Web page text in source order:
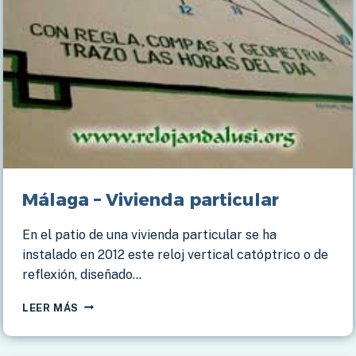
Málaga – Vivienda particular
En el patio de una vivienda particular se ha
instalado en 2012 este reloj vertical catóptrico o de
reflexión, diseñado…
LEER MÁS MÁLAGA
VIVIENDA